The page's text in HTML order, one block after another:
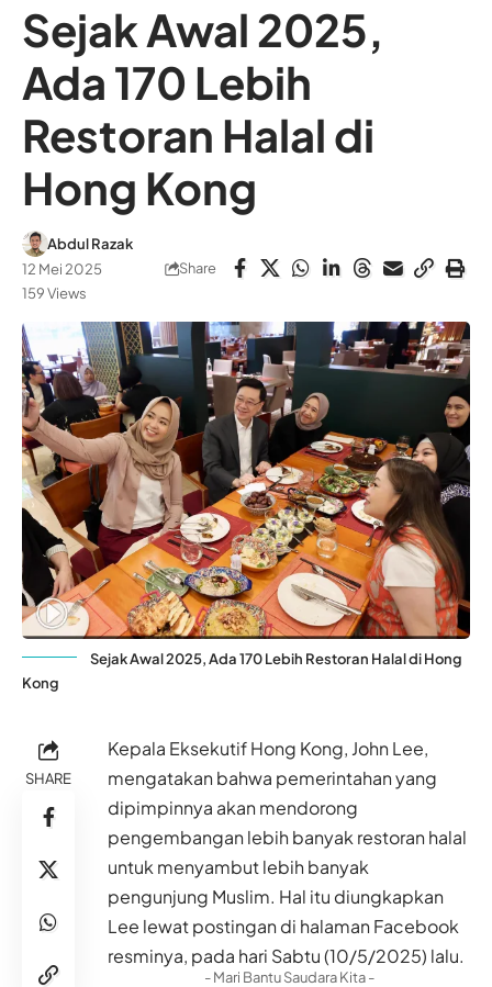
Sejak Awal 2025,
Ada 170 Lebih
Restoran Halal di
Hong Kong
Abdul Razak
12 Mei 2025
159 Views
Share
Sejak Awal 2025, Ada 170 Lebih Restoran Halal di Hong
Kong
SHARE
Kepala Eksekutif Hong Kong, John Lee,
mengatakan bahwa pemerintahan yang
dipimpinnya akan mendorong
pengembangan lebih banyak restoran halal
untuk menyambut lebih banyak
pengunjung Muslim. Hal itu diungkapkan
Lee lewat postingan di halaman Facebook
resminya, pada hari Sabtu (10/5/2025) lalu.
- Mari Bantu Saudara Kita -